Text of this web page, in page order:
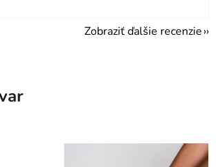
Zobraziť ďalšie recenzie